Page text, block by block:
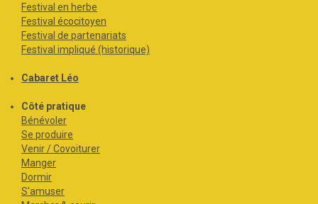
Festival en herbe
Festival écocitoyen
Festival de partenariats
Festival impliqué (historique)
Cabaret Léo
Côté pratique
Bénévoler
Se produire
Venir / Covoiturer
Manger
Dormir
S'amuser